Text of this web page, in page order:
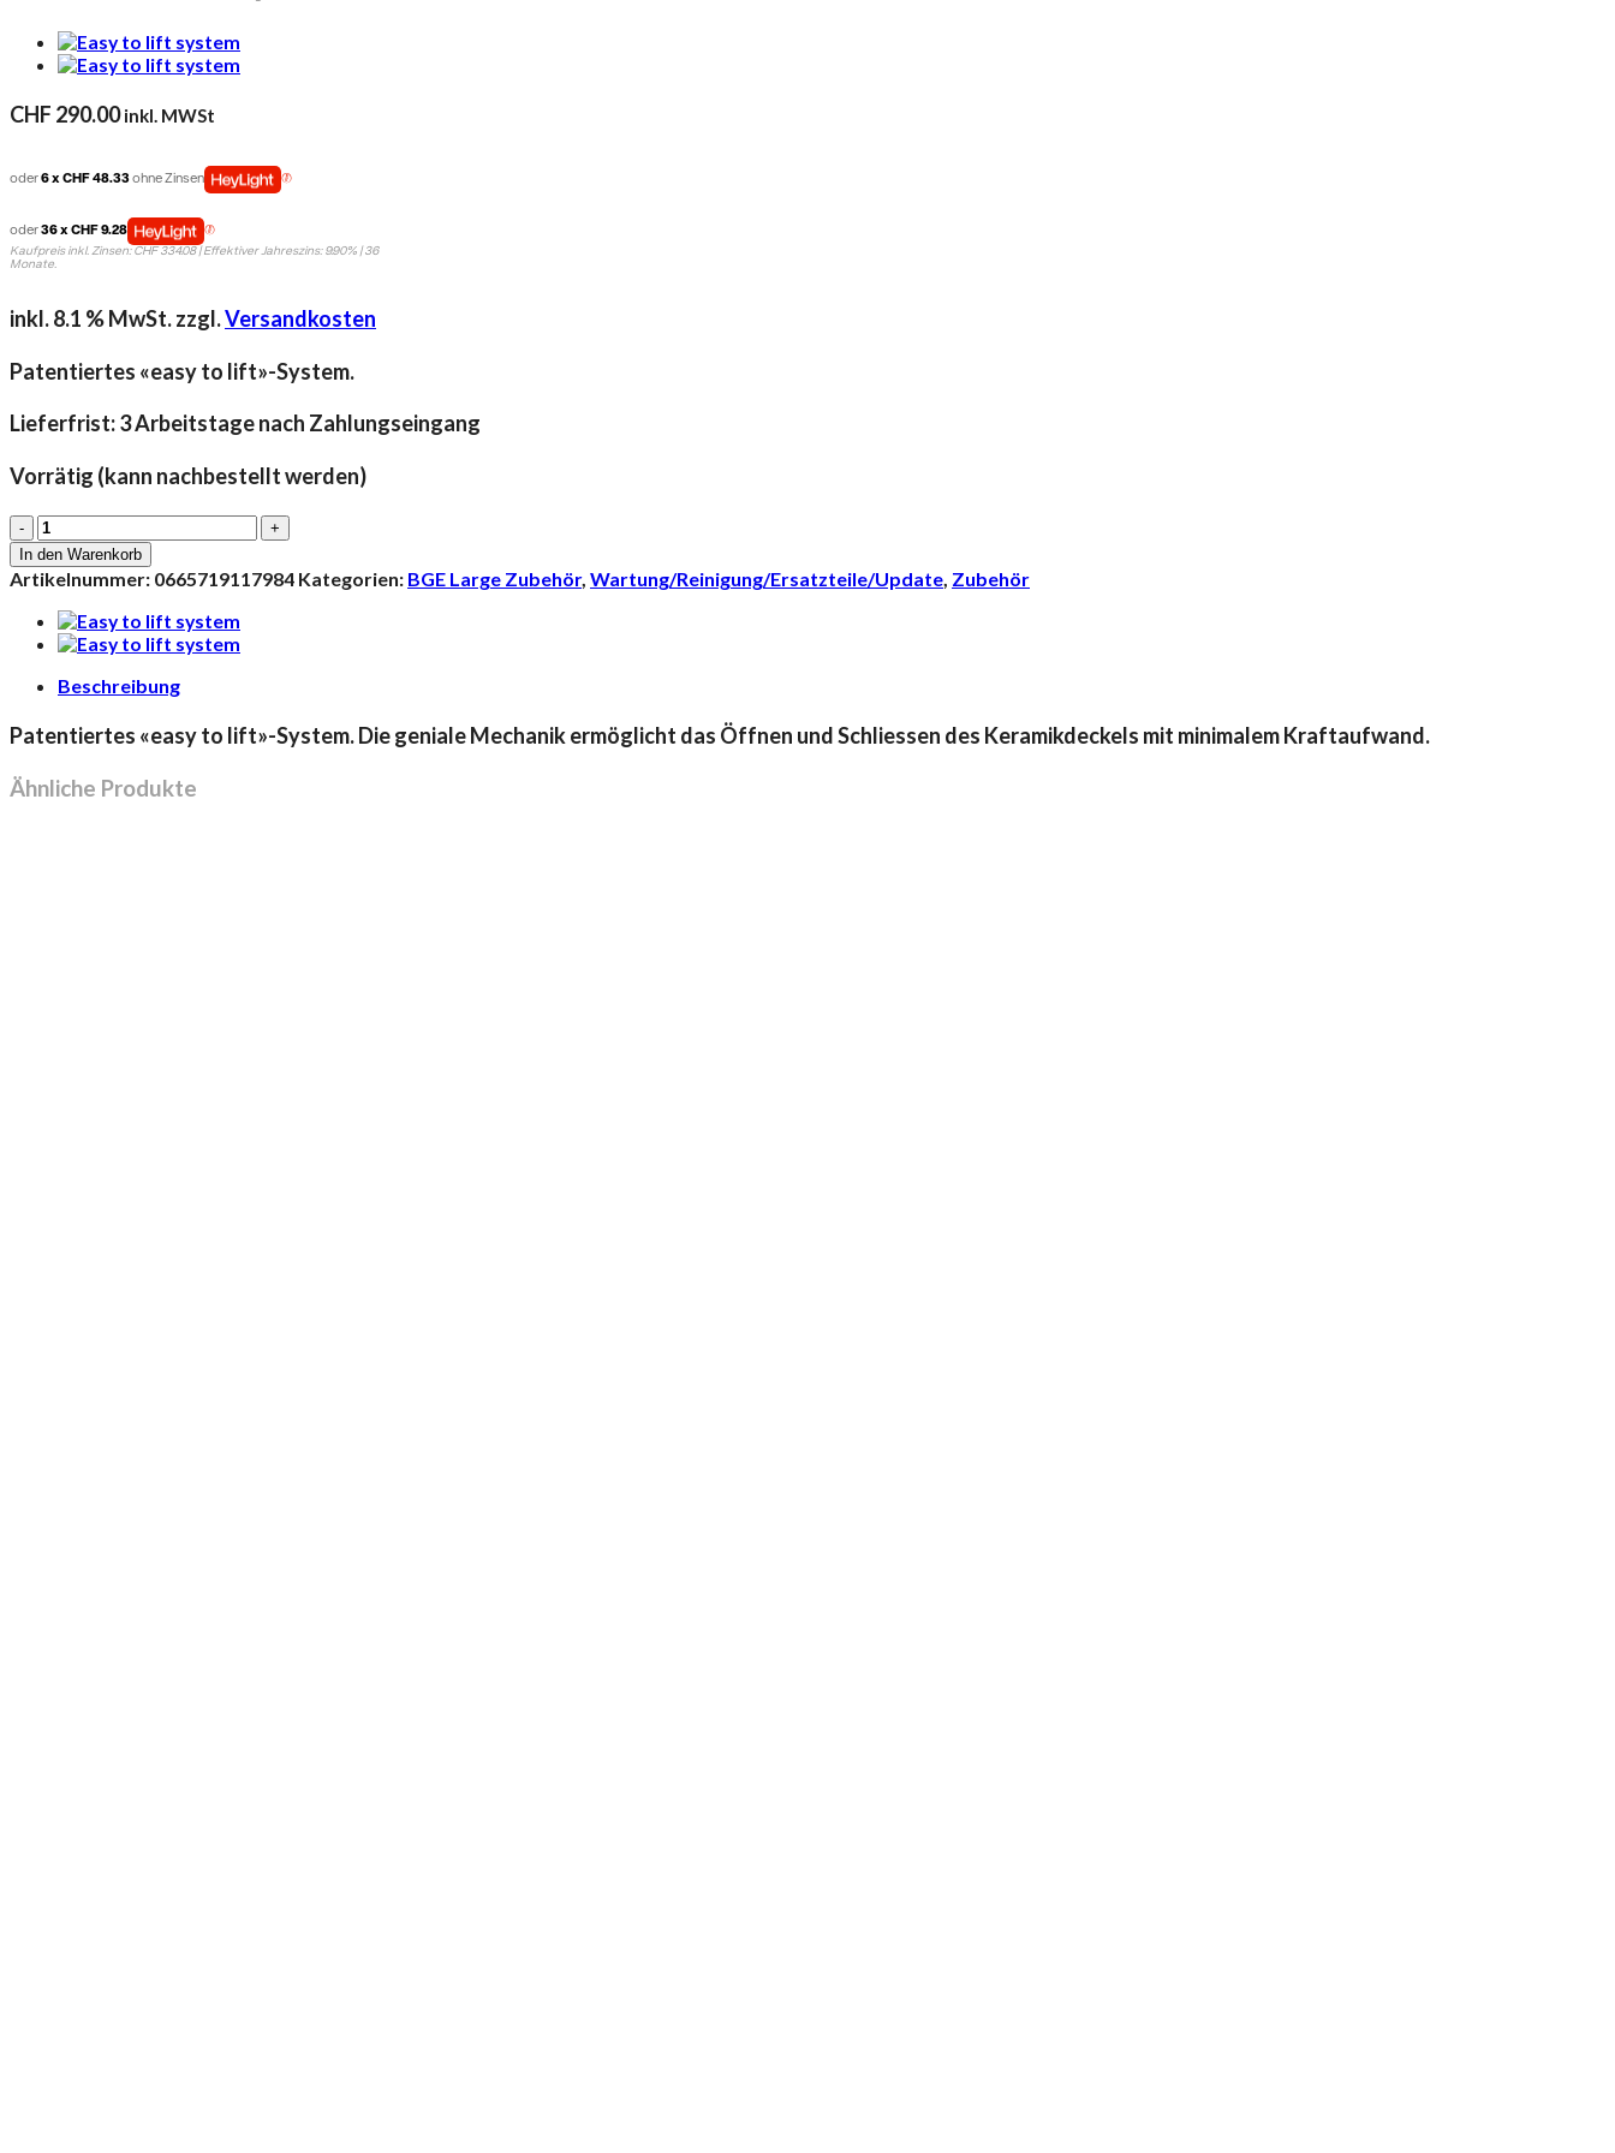
CHF 290.00 inkl. MWSt
oder6 x CHF 48.33ohne Zinsen
oder36 x CHF 9.28
Kaufpreis inkl. Zinsen: CHF 334.08 | Effektiver Jahreszins: 9.90% | 36
Monate.
inkl. 8.1 % MwSt.zzgl.Versandkosten
Patentiertes «easy to lift»-System.
Lieferfrist: 3 Arbeitstage nach Zahlungseingang
Vorrätig (kann nachbestellt werden)
Band
Assembly
Kit
L
Menge
In den Warenkorb
Artikelnummer: 0665719117984 Kategorien: BGE Large Zubehör, Wartung/Reinigung/Ersatzteile/Update, Zubehör
Beschreibung
Patentiertes «easy to lift»-System. Die geniale Mechanik ermöglicht das Öffnen und Schliessen des Keramikdeckels mit minimalem Kraftaufwand.
Ähnliche Produkte